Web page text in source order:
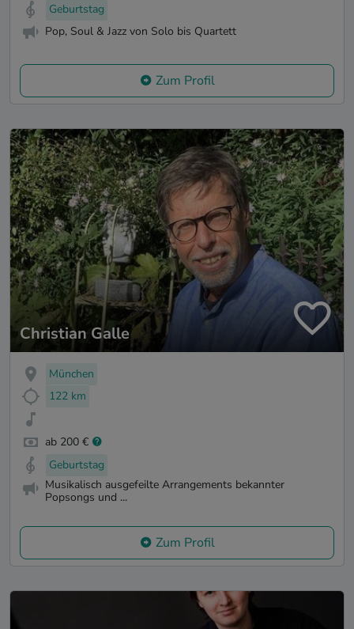
Geburtstag
Pop, Soul & Jazz von Solo bis Quartett
Zum Profil
Christian Galle
München
122 km
ab 200 €
Geburtstag
Musikalisch ausgefeilte Arrangements bekannter
Popsongs und ...
Zum Profil